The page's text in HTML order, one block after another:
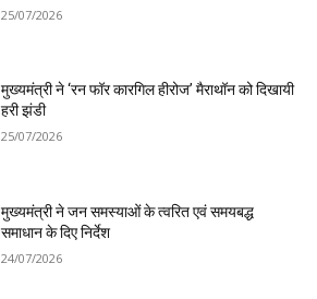
25/07/2026
मुख्यमंत्री ने ‘रन फॉर कारगिल हीरोज’ मैराथॉन को दिखायी
हरी झंडी
25/07/2026
मुख्यमंत्री ने जन समस्याओं के त्वरित एवं समयबद्ध
समाधान के दिए निर्देश
24/07/2026